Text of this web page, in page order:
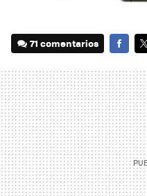
71 comentarios